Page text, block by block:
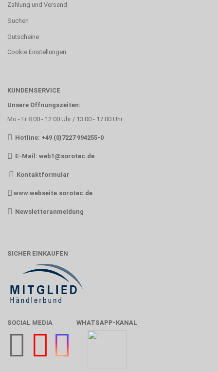
Zahlung und Versand
Suchen
Gutscheine
Cookie Einstellungen
KUNDENSERVICE
Unsere Öffnungszeiten:
Mo - Fr 8:00 - 12:00 Uhr / 13:00 - 17:00 Uhr
Hotline: +49 (0)7227 994255-0
E-Mail: web1@sorotec.de
Kontaktformular
www.webseite.sorotec.de
Newsletteranmeldung
SICHER EINKAUFEN
SOCIAL MEDIA WHATSAPP-KANAL